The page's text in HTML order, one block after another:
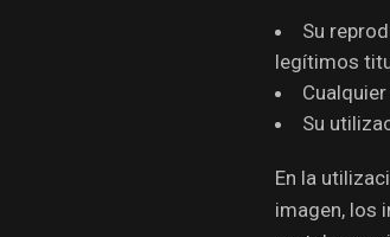
Su
legítimos
Su
En la
imagen, los